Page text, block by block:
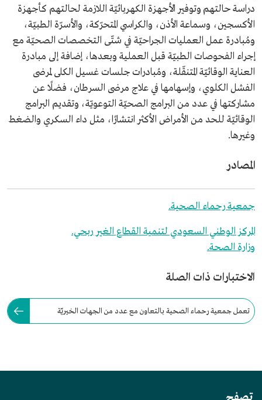
دراسة حالتهم وتوفير الأجهزة الكهربائيّة اللازمة لحالتهم كأجهزة
الأكسجين، وسماعة الأذن، والكراسي المتحرّكة، والأسرّة الطبيّة،
ومُبادرة عمل العمليات الجراحيّة في شتّى التخصصات الصحيّة مع
إجراء الفحوصات الطبيّة قبل العملية وبعدها، إضافة إلى مبادرة
العناية الوقائيّة المتنقّلة، ومُبادرات جلسات غسيل الكلى لمرضى
الفشل الكلوي، وإسهامها في علاج مرضى السرطان، فضلًا عن
مشاركتها في عدد من البرامج الصحيّة التوعويّة، وتقديم البرامج
الوقائيّة للحد من الأمراض الأكثر انتشارًا، مثل داء السكري والضغط
وغيرها.
المصادر
جمعية رحماء الصحية.
المركز الوطني السعودي لتنمية القطاع الغير ربحي.
وزارة الصحة.
الاختبارات ذات الصلة
تعمل جمعية رحماء الصحية بالتعاون مع عدد من الجهات الخيريّة